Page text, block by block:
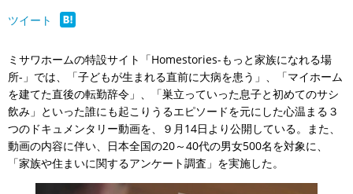
ツイート
ミサワホームの特設サイト「Homestories-もっと家族になれる場
所-」では、「子どもが生まれる直前に大病を患う」、「マイホーム
を建てた直後の転勤辞令」、「巣立っていった息子と初めてのサシ
飲み」といった誰にも起こりうるエピソードを元にした心温まる３
つのドキュメンタリー動画を、９月14日より公開している。また、
動画の内容に伴い、日本全国の20～40代の男女500名を対象に、
「家族や住まいに関するアンケート調査」を実施した。